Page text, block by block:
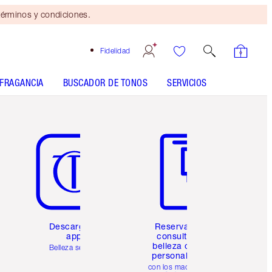
y condiciones.
Fidelidad
FRAGANCIA BUSCADOR DE TONOS SERVICIOS
Descarga la
app
Belleza sencilla
Reserva una
consulta de
belleza online
personalizada
con los maquillistas